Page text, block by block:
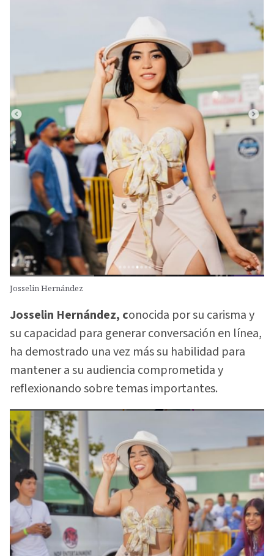
Josselin Hernández
Josselin Hernández, conocida por su carisma y
su capacidad para generar conversación en línea,
ha demostrado una vez más su habilidad para
mantener a su audiencia comprometida y
reflexionando sobre temas importantes.